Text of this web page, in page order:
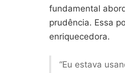
fundamental
prudência. Essa
enriquecedora.
“Eu estava